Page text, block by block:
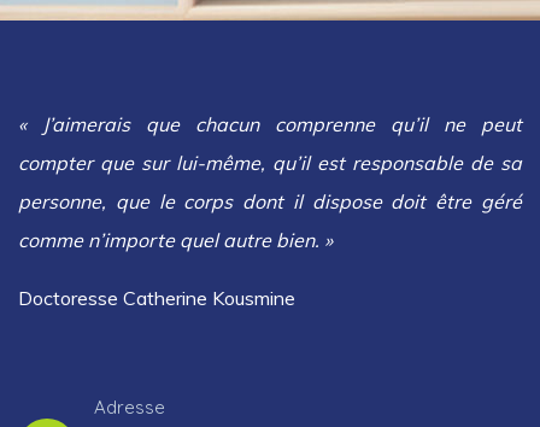
« J’aimerais que chacun comprenne qu’il ne peut
compter que sur lui-même, qu’il est responsable de sa
personne, que le corps dont il dispose doit être géré
comme n’importe quel autre bien. »
Doctoresse Catherine Kousmine
Adresse